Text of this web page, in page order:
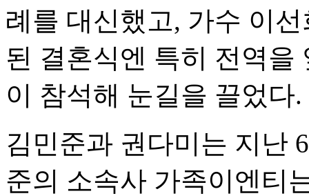
례를 대신했고, 가수 이
된 결혼식엔 특히 전역을
이 참석해 눈길을 끌었다.
김민준과 권다미는 지난
준의 소속사 가족이엔티